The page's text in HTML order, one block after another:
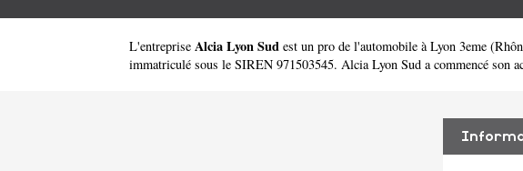
L'entreprise Alcia Lyon Sud est un pro de l'automobile à Lyon 3eme (
immatriculé sous le SIREN 971503545. Alcia Lyon Sud a commencé son